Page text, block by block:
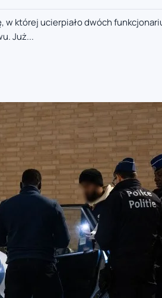
której ucierpiało dwóch
Już...